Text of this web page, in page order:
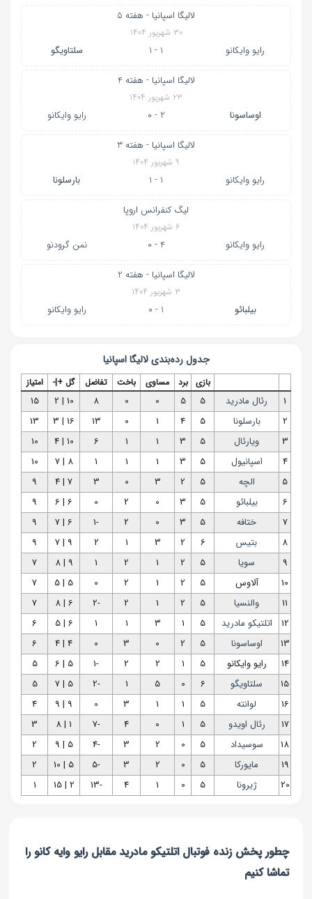
لالیگا اسپانیا - هفته 5
۳۰ شهریور ۱۴۰۴
رایو وایکانو 1 - 1 سلتاویگو
لالیگا اسپانیا - هفته 4
۲۳ شهریور ۱۴۰۴
اوساسونا 2 - 0 رایو وایکانو
لالیگا اسپانیا - هفته 3
۹ شهریور ۱۴۰۴
رایو وایکانو 1 - 1 بارسلونا
لیگ کنفرانس اروپا
۶ شهریور ۱۴۰۴
رایو وایکانو 4 - 0 نمن گرودنو
لالیگا اسپانیا - هفته 2
۳ شهریور ۱۴۰۴
بیلبائو 1 - 0 رایو وایکانو
جدول رده‌بندیلالیگا اسپانیا
بازی برد مساوی باخت تفاضل گل +|- امتیاز
1 رئال مادرید 5
5
0
0
8
10 | 2
15
2
بارسلونا 5
4
1
0
13
16 | 3
13
3
ویارئال 5
3
1
1
6
10 | 4
10
4
اسپانیول 5
3
1
1
1
8 | 7
10
5
الچه 5
2
3
0
3
7 | 4
9
6
بیلبائو 5
3
0
2
0
6 | 6
9
7
ختافه 5
3
0
2
-1
6 | 7
9
8
بتیس 6
2
3
1
2
9 | 7
9
9
سویا 5
2
1
2
1
9 | 8
7
10
آلاوس 5
2
1
2
0
5 | 5
7
11
والنسیا 5
2
1
2
-2
6 | 8
7
12
اتلتیکو مادرید 5
1
3
1
1
6 | 5
6
13
اوساسونا 5
2
0
3
0
4 | 4
6
14
رایو وایکانو 5
1
2
2
-1
5 | 6
5
15
سلتاویگو 6
0
5
1
-2
5 | 7
5
16
لوانته 5
1
1
3
0
9 | 9
4
17
رئال اویدو 5
1
0
4
-7
1 | 8
3
18
سوسیداد 5
0
2
3
-4
5 | 9
2
19
مایورکا 5
0
2
3
-5
5 | 10
2
20
ژیرونا 5
0
1
4
-13
2 | 15
1
چطور پخش زنده فوتبال اتلتیکو مادرید مقابل رایو وایه کانو را
تماشا کنیم